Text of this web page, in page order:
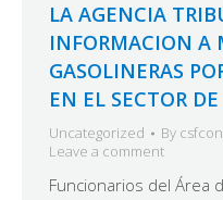
LA AGENCIA
INFORMACION A
GASOLINERAS
EN EL SECTOR
Uncategorized By
Leave a comment
Funcionarios del Área